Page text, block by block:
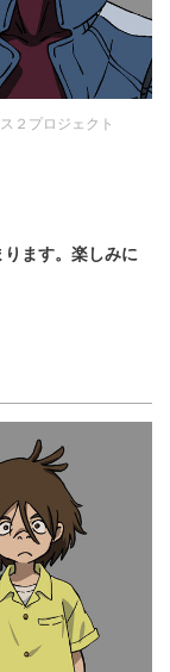
２プロジェクト
ます。楽しみに